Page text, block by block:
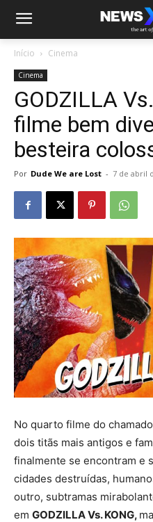
Início Cinema
Cinema
GODZILLA
filme bem
besteira
Por Dude We are Lost - 7 de abril
No quarto filme do chamado
dois titãs mais antigos e
finalmente se encontram e
cidades destruídas,
outro, subtramas
em GODZILLA Vs. KONG,